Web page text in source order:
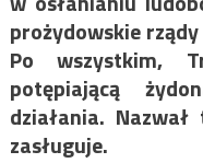
prożydowskie
Po wszystkim,
potępiającą
działania.
zasługuje.